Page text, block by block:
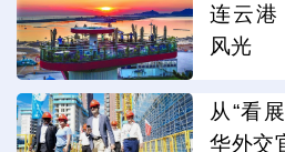
连云港
风光
从“看
华外交